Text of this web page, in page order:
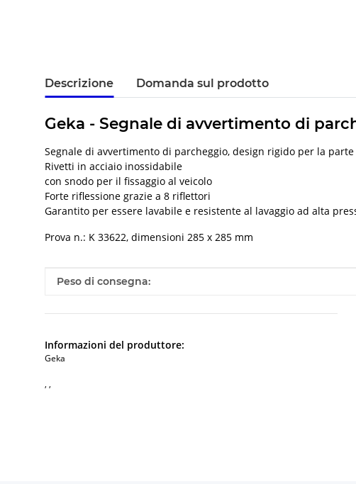
Descrizione Domanda sul prodotto
Geka - Segnale di avvertimento di
Segnale di avvertimento di parcheggio, design rigido per la
Rivetti in acciaio inossidabile
con snodo per il fissaggio al veicolo
Forte riflessione grazie a 8 riflettori
Garantito per essere lavabile e resistente al lavaggio ad alta
Prova n.: K 33622, dimensioni 285 x 285 mm
#productDetails.itemInformation#
#productDetails.itemValue#
Peso di consegna:
Informazioni del produttore:
Geka
, ,